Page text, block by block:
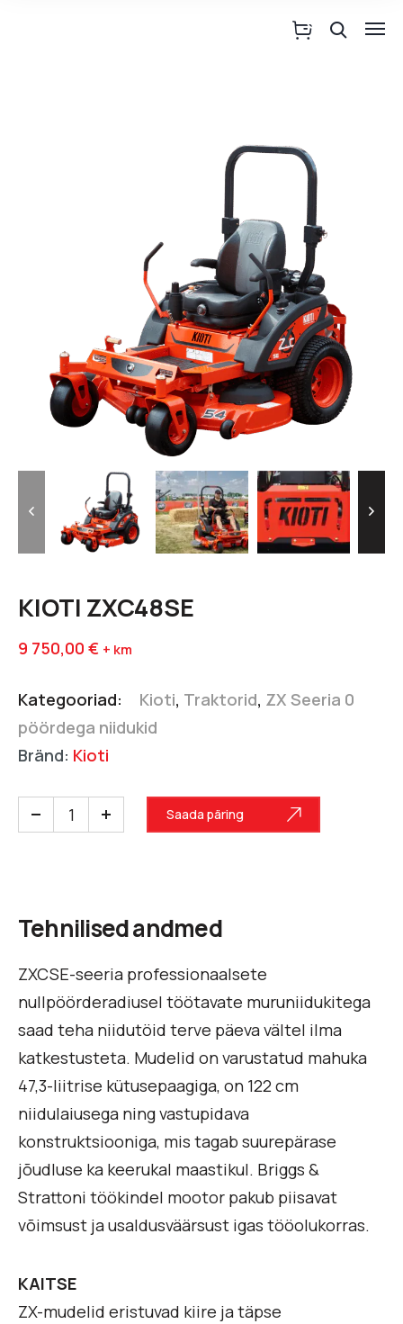
KIOTI ZXC48SE
9 750,00 € + km
Kategooriad: Kioti, Traktorid, ZX Seeria 0
pöördega niidukid
Bränd: Kioti
Saada päring
Tehnilised andmed
ZXCSE-seeria professionaalsete
nullpöörderadiusel töötavate muruniidukitega
saad teha niidutöid terve päeva vältel ilma
katkestusteta. Mudelid on varustatud mahuka
47,3-liitrise kütusepaagiga, on 122 cm
niidulaiusega ning vastupidava
konstruktsiooniga, mis tagab suurepärase
jõudluse ka keerukal maastikul. Briggs &
Strattoni töökindel mootor pakub piisavat
võimsust ja usaldusväärsust igas tööolukorras.
KAITSE
ZX-mudelid eristuvad kiire ja täpse